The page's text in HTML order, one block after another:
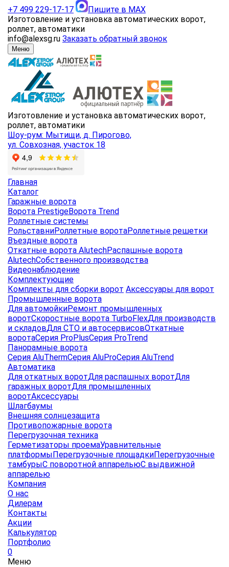
+7 499 229-17-17
Пишите в MAX
Изготовление и установка автоматических ворот,
роллет, автоматики
info@alexsg.ru Заказать обратный звонок
Меню
Изготовление и установка автоматических ворот,
роллет, автоматики
Шоу-рум: Мытищи, д. Пирогово,
ул. Совхозная, участок 18
Главная
Каталог
Гаражные ворота
Ворота PrestigeВорота Trend
Роллетные системы
РольставниРоллетные воротаРоллетные решетки
Въездные ворота
Откатные ворота AlutechРаспашные ворота
AlutechСобственного производства
Видеонаблюдение
Комплектующие
Комплекты для сборки ворот Аксессуары для ворот
Промышленные ворота
Для автомойкиРемонт промышленных
воротСкоростные ворота TurboFlexДля производств
и складовДля СТО и автосервисовОткатные
воротаСерия ProPlusСерия ProTrend
Панорамные ворота
Серия AluThermСерия AluProСерия AluTrend
Автоматика
Для откатных воротДля распашных воротДля
гаражных воротДля промышленных
воротАксессуары
Шлагбаумы
Внешняя солнцезащита
Противопожарные ворота
Перегрузочная техника
Герметизаторы проемаУравнительные
платформыПерегрузочные площадкиПерегрузочные
тамбурыС поворотной аппарельюС выдвижной
аппарелью
Компания
О нас
Дилерам
Контакты
Акции
Калькулятор
Портфолио
0
Меню